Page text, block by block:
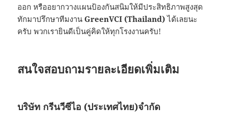
ออก หรืออยากวางแผนป้องกันสนิมให้มีประสิทธิภาพสูงสุด
ทักมาปรึกษาทีมงานGreenVCI (Thailand)ได้เลยนะ
ครับ พวกเรายินดีเป็นคู่คิดให้ทุกโรงงานครับ!
สนใจสอบถามรายละเอียดเพิ่มเติม
บริษัท กรีนวีซีไอ (ประเทศไทย)จำกัด